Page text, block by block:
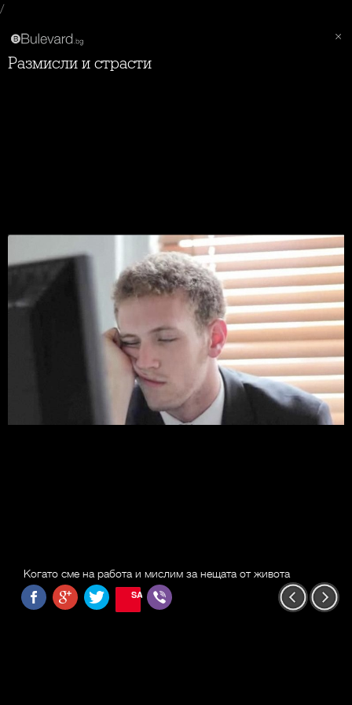
/
Размисли и страсти
Когато сме на работа и мислим за нещата от живота
SAVE